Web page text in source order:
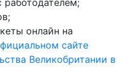
работодателем;
онлайн на
сайте
Великобритании в